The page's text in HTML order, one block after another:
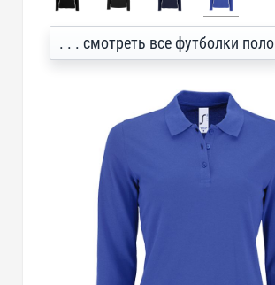
. . . смотреть все футболки поло